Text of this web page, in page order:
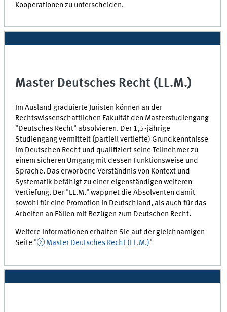
Kooperationen zu unterscheiden.
Master Deutsches Recht (LL.M.)
Im Ausland graduierte Juristen können an der
Rechtswissenschaftlichen Fakultät den Masterstudiengang
"Deutsches Recht" absolvieren. Der 1,5-jährige
Studiengang vermittelt (partiell vertiefte) Grundkenntnisse
im Deutschen Recht und qualifiziert seine Teilnehmer zu
einem sicheren Umgang mit dessen Funktionsweise und
Sprache. Das erworbene Verständnis von Kontext und
Systematik befähigt zu einer eigenständigen weiteren
Vertiefung. Der "LL.M." wappnet die Absolventen damit
sowohl für eine Promotion in Deutschland, als auch für das
Arbeiten an Fällen mit Bezügen zum Deutschen Recht.
Weitere Informationen erhalten Sie auf der gleichnamigen
Seite "
Master Deutsches Recht (LL.M.)"